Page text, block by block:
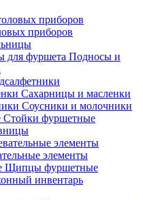
приборов
Подносы и
Сахарницы и масленки
Соусники и молочники
Стойки фуршетные
элементы
Щипцы фуршетные
инвентарь